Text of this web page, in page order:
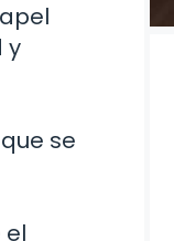
y
se